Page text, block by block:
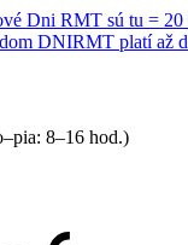
Dni RMT sú tu =
DNIRMT platí až
8–16 hod.)